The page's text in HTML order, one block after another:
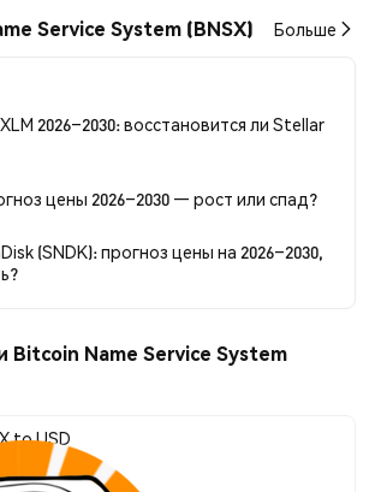
Service System (BNSX) Больше
2026–2030: восстановится ли Stellar
цены 2026–2030 — рост или спад?
(SNDK): прогноз цены на 2026–2030,
Bitcoin Name Service System
to USD